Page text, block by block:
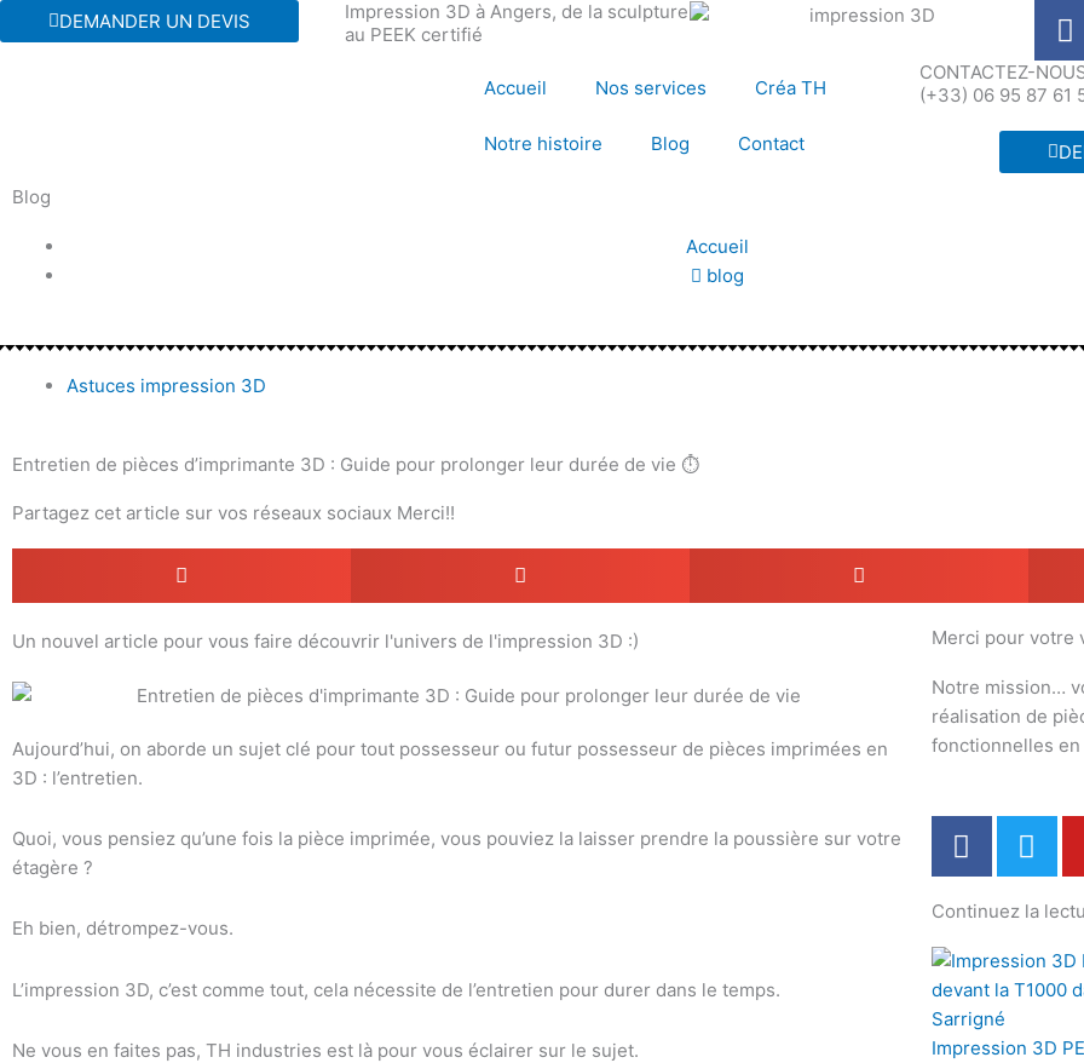
au
DEMANDER UN DEVIS
Impression 3D à Angers, de la sculpture
au PEEK certifié
F
a
c
e
b
o
Accueil Nos services Créa TH
Notre histoire Blog Contact
CONTACTEZ-
(+33) 06 95 87 61
Blog
Accueil
blog
Astuces impression 3D
Entretien de pièces d’imprimante 3D : Guide pour prolonger leur durée de vie ⏱️
Partagez cet article sur vos réseaux sociaux Merci!!
Un nouvel article pour vous faire découvrir l'univers de l'impression 3D :)
Aujourd’hui, on aborde un sujet clé pour tout possesseur ou futur possesseur de pièces imprimées en
3D : l’entretien.
Quoi, vous pensiez qu’une fois la pièce imprimée, vous pouviez la laisser prendre la poussière sur votre
étagère ?
Eh bien, détrompez-vous.
L’impression 3D, c’est comme tout, cela nécessite de l’entretien pour durer dans le temps.
Ne vous en faites pas, TH industries est là pour vous éclairer sur le sujet.
Merci pour votre
Notre mission…
réalisation de
fonctionnelles
F
a
e
b
o
o
k
T
w
t
t
e
Continuez la
Impression 3D